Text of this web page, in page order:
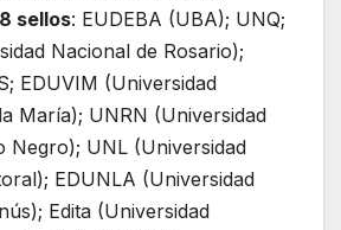
sellos: EUDEBA (UBA); UNQ;
Nacional de Rosario);
EDUVIM (Universidad
María); UNRN (Universidad
Negro); UNL (Universidad
EDUNLA (Universidad
Edita (Universidad